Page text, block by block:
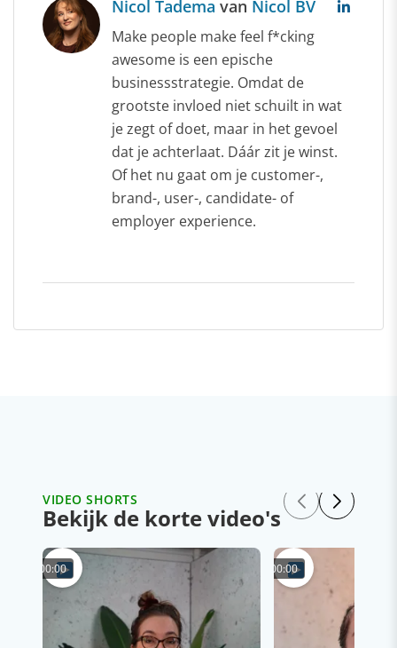
Nicol Tadema van Nicol BV
Make people make feel f*cking
awesome is een epische
businessstrategie. Omdat de
grootste invloed niet schuilt in wat
je zegt of doet, maar in het gevoel
dat je achterlaat. Dáár zit je winst.
Of het nu gaat om je customer-,
brand-, user-, candidate- of
employer experience.
VIDEO SHORTS
Bekijk de korte video's
00:00 00:00